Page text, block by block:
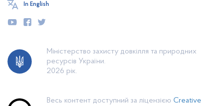
Міністерство захисту довкілля та природних
ресурсів України.
2026 рік.
Весь контент доступний за ліцензією Creative
In English